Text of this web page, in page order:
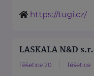
https://tugi.cz/
LASKALA N&D
Těšetice 20 Těšetice